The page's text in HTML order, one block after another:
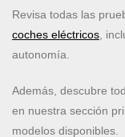
Revisa todas las
coches eléctricos ,
autonomía.
Además, descubre
en nuestra sección
modelos disponibles.